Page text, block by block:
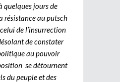
quelques jours de
résistance au putsch
de l’insurrection
de constater
au pouvoir
se détournent
du peuple et des